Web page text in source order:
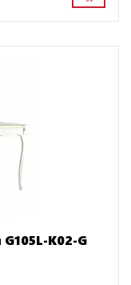
K02-G